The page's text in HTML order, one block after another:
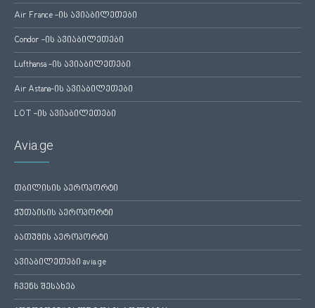
Air France -ის ავიაბილეთები
Condor -ის ავიაბილეთები
Lufthansa -ის ავიაბილეთები
Air Astana-ის ავიაბილეთები
LOT -ის ავიაბილეთები
Avia.ge
თბილისის აეროპორტი
ქუთაისის აეროპორტი
ბათუმის აეროპორტი
ავიაბილეთები avia.ge
ჩვენს შესახებ